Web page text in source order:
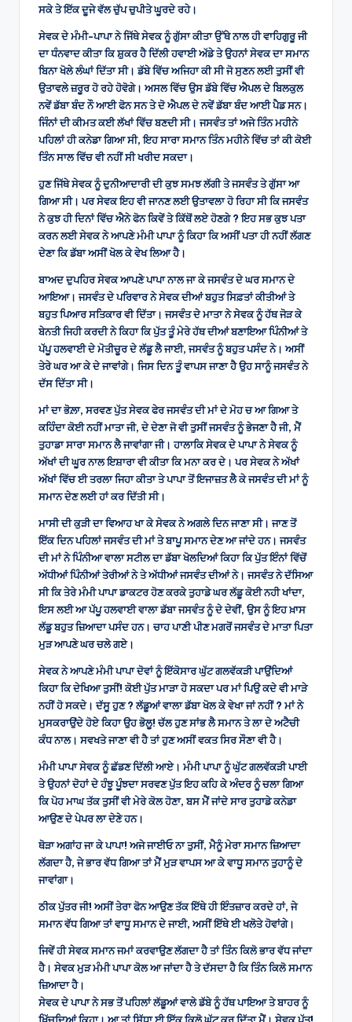
ਸਕੇ ਤੇ ਇੱਕ ਦੂਜੇ ਵੱਲ ਚੁੱਪ ਚੁਪੀਤੇ ਘੂਰਦੇ ਰਹੇ।
ਸੇਵਕ ਦੇ ਮੰਮੀ-ਪਾਪਾ ਨੇ ਜਿੱਥੇ ਸੇਵਕ ਨੂੰ ਗੁੱਸਾ ਕੀਤਾ ਉੱਥੇ ਨਾਲ ਹੀ ਵਾਹਿਗੁਰੂ ਜੀ
ਦਾ ਧੰਨਵਾਦ ਕੀਤਾ ਕਿ ਸ਼ੁਕਰ ਹੈ ਦਿੱਲੀ ਹਵਾਈ ਅੱਡੇ ਤੇ ਉਹਨਾਂ ਸੇਵਕ ਦਾ ਸਮਾਨ
ਬਿਨਾ ਖੋਲੇ ਲੰਘਾਂ ਦਿੱਤਾ ਸੀ। ਡੱਬੇ ਵਿੱਚ ਅਜਿਹਾ ਕੀ ਸੀ ਜੋ ਸੁਣਨ ਲਈ ਤੁਸੀਂ ਵੀ
ਉਤਾਵਲੇ ਜ਼ਰੂਰ ਹੋ ਰਹੇ ਹੋਵੋਗੇ। ਅਸਲ ਵਿੱਚ ਉਸ ਡੱਬੇ ਵਿੱਚ ਐਪਲ ਦੇ ਬਿਲਕੁਲ
ਨਵੇਂ ਡੱਬਾ ਬੰਦ ਨੌ ਆਈ ਫੋਨ ਸਨ ਤੇ ਦੋ ਐਪਲ ਦੇ ਨਵੇਂ ਡੱਬਾ ਬੰਦ ਆਈ ਪੈਡ ਸਨ।
ਜਿੰਨਾਂ ਦੀ ਕੀਮਤ ਕਈ ਲੱਖਾਂ ਵਿੱਚ ਬਣਦੀ ਸੀ। ਜਸਵੰਤ ਤਾਂ ਅਜੇ ਤਿੰਨ ਮਹੀਨੇ
ਪਹਿਲਾਂ ਹੀ ਕਨੇਡਾ ਗਿਆ ਸੀ, ਇਹ ਸਾਰਾ ਸਮਾਨ ਤਿੰਨ ਮਹੀਨੇ ਵਿੱਚ ਤਾਂ ਕੀ ਕੋਈ
ਤਿੰਨ ਸਾਲ ਵਿੱਚ ਵੀ ਨਹੀਂ ਸੀ ਖਰੀਦ ਸਕਦਾ।
ਹੁਣ ਜਿੱਥੇ ਸੇਵਕ ਨੂੰ ਦੁਨੀਆਦਾਰੀ ਦੀ ਕੁਝ ਸਮਝ ਲੱਗੀ ਤੇ ਜਸਵੰਤ ਤੇ ਗੁੱਸਾ ਆ
ਗਿਆ ਸੀ। ਪਰ ਸੇਵਕ ਇਹ ਵੀ ਜਾਨਣ ਲਈ ਉਤਾਵਲਾ ਹੋ ਰਿਹਾ ਸੀ ਕਿ ਜਸਵੰਤ
ਨੇ ਕੁਝ ਹੀ ਦਿਨਾਂ ਵਿੱਚ ਐਨੇ ਫੋਨ ਕਿਵੇਂ ਤੇ ਕਿੱਥੋਂ ਲਏ ਹੋਣਗੇ ? ਇਹ ਸਭ ਕੁਝ ਪਤਾ
ਕਰਨ ਲਈ ਸੇਵਕ ਨੇ ਆਪਣੇ ਮੰਮੀ ਪਾਪਾ ਨੂੰ ਕਿਹਾ ਕਿ ਅਸੀਂ ਪਤਾ ਹੀ ਨਹੀਂ ਲੱਗਣ
ਦੇਣਾ ਕਿ ਡੱਬਾ ਅਸੀਂ ਖੋਲ ਕੇ ਵੇਖ ਲਿਆ ਹੈ।
ਬਾਅਦ ਦੁਪਹਿਰ ਸੇਵਕ ਆਪਣੇ ਪਾਪਾ ਨਾਲ ਜਾ ਕੇ ਜਸਵੰਤ ਦੇ ਘਰ ਸਮਾਨ ਦੇ
ਆਇਆ। ਜਸਵੰਤ ਦੇ ਪਰਿਵਾਰ ਨੇ ਸੇਵਕ ਦੀਆਂ ਬਹੁਤ ਸਿਫ਼ਤਾਂ ਕੀਤੀਆਂ ਤੇ
ਬਹੁਤ ਪਿਆਰ ਸਤਿਕਾਰ ਵੀ ਦਿੱਤਾ। ਜਸਵੰਤ ਦੇ ਮਾਤਾ ਨੇ ਸੇਵਕ ਨੂੰ ਹੱਥ ਜੋੜ ਕੇ
ਬੇਨਤੀ ਜਿਹੀ ਕਰਦੀ ਨੇ ਕਿਹਾ ਕਿ ਪੁੱਤ ਤੂੰ ਮੇਰੇ ਹੱਥ ਦੀਆਂ ਬਣਾਇਆ ਪਿੰਨੀਆਂ ਤੇ
ਪੱਪੂ ਹਲਵਾਈ ਦੇ ਮੋਤੀਚੂਰ ਦੇ ਲੱਡੂ ਲੈ ਜਾਈ, ਜਸਵੰਤ ਨੂੰ ਬਹੁਤ ਪਸੰਦ ਨੇ। ਅਸੀਂ
ਤੇਰੇ ਘਰ ਆ ਕੇ ਦੇ ਜਾਵਾਂਗੇ। ਜਿਸ ਦਿਨ ਤੂੰ ਵਾਪਸ ਜਾਣਾ ਹੈ ਉਹ ਸਾਨੂੰ ਜਸਵੰਤ ਨੇ
ਦੱਸ ਦਿੱਤਾ ਸੀ।
ਮਾਂ ਦਾ ਭੋਲ਼ਾ, ਸਰਵਣ ਪੁੱਤ ਸੇਵਕ ਫੇਰ ਜਸਵੰਤ ਦੀ ਮਾਂ ਦੇ ਮੋਹ ਚ ਆ ਗਿਆ ਤੇ
ਕਹਿੰਦਾ ਕੋਈ ਨਹੀਂ ਮਾਤਾ ਜੀ, ਦੇ ਦੇਣਾ ਜੋ ਵੀ ਤੁਸੀਂ ਜਸਵੰਤ ਨੂੰ ਭੇਜਣਾ ਹੈ ਜੀ, ਮੈਂ
ਤੁਹਾਡਾ ਸਾਰਾ ਸਮਾਨ ਲੈ ਜਾਵਾਂਗਾ ਜੀ। ਹਾਲਾਕਿ ਸੇਵਕ ਦੇ ਪਾਪਾ ਨੇ ਸੇਵਕ ਨੂੰ
ਅੱਖਾਂ ਦੀ ਘੂਰ ਨਾਲ ਇਸ਼ਾਰਾ ਵੀ ਕੀਤਾ ਕਿ ਮਨਾ ਕਰ ਦੇ। ਪਰ ਸੇਵਕ ਨੇ ਅੱਖਾਂ
ਅੱਖਾਂ ਵਿੱਚ ਈ ਤਰਲਾ ਜਿਹਾ ਕੀਤਾ ਤੇ ਪਾਪਾ ਤੋਂ ਇਜਾਜ਼ਤ ਲੈ ਕੇ ਜਸਵੰਤ ਦੀ ਮਾਂ ਨੂੰ
ਸਮਾਨ ਦੇਣ ਲਈ ਹਾਂ ਕਰ ਦਿੱਤੀ ਸੀ।
ਮਾਸੀ ਦੀ ਕੁੜੀ ਦਾ ਵਿਆਹ ਖਾ ਕੇ ਸੇਵਕ ਨੇ ਅਗਲੇ ਦਿਨ ਜਾਣਾ ਸੀ। ਜਾਣ ਤੋਂ
ਇੱਕ ਦਿਨ ਪਹਿਲਾਂ ਜਸਵੰਤ ਦੀ ਮਾਂ ਤੇ ਬਾਪੂ ਸਮਾਨ ਦੇਣ ਆ ਜਾਂਦੇ ਹਨ। ਜਸਵੰਤ
ਦੀ ਮਾਂ ਨੇ ਪਿੰਨੀਆ ਵਾਲਾ ਸਟੀਲ ਦਾ ਡੱਬਾ ਖੋਲਦਿਆਂ ਕਿਹਾ ਕਿ ਪੁੱਤ ਇੰਨਾਂ ਵਿੱਚੋਂ
ਅੱਧੀਆਂ ਪਿੰਨੀਆਂ ਤੇਰੀਆਂ ਨੇ ਤੇ ਅੱਧੀਆਂ ਜਸਵੰਤ ਦੀਆਂ ਨੇ। ਜਸਵੰਤ ਨੇ ਦੱਸਿਆ
ਸੀ ਕਿ ਤੇਰੇ ਮੰਮੀ ਪਾਪਾ ਡਾਕਟਰ ਹੋਣ ਕਰਕੇ ਤੁਹਾਡੇ ਘਰ ਲੱਡੂ ਕੋਈ ਨਹੀ ਖਾਂਦਾ,
ਇਸ ਲਈ ਆ ਪੱਪੂ ਹਲਵਾਈ ਵਾਲਾ ਡੱਬਾ ਜਸਵੰਤ ਨੂੰ ਦੇ ਦੇਵੀਂ, ਉਸ ਨੂੰ ਇਹ ਖ਼ਾਸ
ਲੱਡੂ ਬਹੁਤ ਜ਼ਿਆਦਾ ਪਸੰਦ ਹਨ। ਚਾਹ ਪਾਣੀ ਪੀਣ ਮਗਰੋਂ ਜਸਵੰਤ ਦੇ ਮਾਤਾ ਪਿਤਾ
ਮੁੜ ਆਪਣੇ ਘਰ ਚਲੇ ਗਏ।
ਸੇਵਕ ਨੇ ਆਪਣੇ ਮੰਮੀ ਪਾਪਾ ਦੋਵਾਂ ਨੂੰ ਇੱਕੋਸਾਰ ਘੁੱਟ ਗਲਵੱਕੜੀ ਪਾਉਂਦਿਆਂ
ਕਿਹਾ ਕਿ ਦੇਖਿਆ ਤੁਸੀਂ! ਕੋਈ ਪੁੱਤ ਮਾੜਾ ਹੋ ਸਕਦਾ ਪਰ ਮਾਂ ਪਿਉ ਕਦੇ ਵੀ ਮਾੜੇ
ਨਹੀਂ ਹੋ ਸਕਦੇ। ਦੱਸੂ ਹੁਣ ? ਲੱਡੂਆਂ ਵਾਲਾ ਡੱਬਾ ਖੋਲ ਕੇ ਵੇਖਾ ਜਾਂ ਨਹੀਂ ? ਮਾਂ ਨੇ
ਮੁਸਕਰਾਉਂਦੇ ਹੋਏ ਕਿਹਾ ਉਹ ਭੋਲੂ! ਚੱਲ ਹੁਣ ਸਾਂਭ ਲੈ ਸਮਾਨ ਤੇ ਲਾ ਦੇ ਅਟੈਚੀ
ਕੰਧ ਨਾਲ। ਸਵਖਤੇ ਜਾਣਾ ਵੀ ਹੈ ਤਾਂ ਹੁਣ ਅਸੀਂ ਵਕਤ ਸਿਰ ਸੌਣਾ ਵੀ ਹੈ।
ਮੰਮੀ ਪਾਪਾ ਸੇਵਕ ਨੂੰ ਛੱਡਣ ਦਿੱਲੀ ਆਏ। ਮੰਮੀ ਪਾਪਾ ਨੂੰ ਘੁੱਟ ਗਲਵੱਕੜੀ ਪਾਈ
ਤੇ ਉਹਨਾਂ ਦੋਹਾਂ ਦੇ ਹੰਝੂ ਪੂੰਝਦਾ ਸਰਵਣ ਪੁੱਤ ਇਹ ਕਹਿ ਕੇ ਅੰਦਰ ਨੂੰ ਚਲਾ ਗਿਆ
ਕਿ ਪੋਹ ਮਾਘ ਤੱਕ ਤੁਸੀਂ ਵੀ ਮੇਰੇ ਕੋਲ ਹੋਣਾ, ਬਸ ਮੈਂ ਜਾਂਦੇ ਸਾਰ ਤੁਹਾਡੇ ਕਨੇਡਾ
ਆਉਣ ਦੇ ਪੇਪਰ ਲਾ ਦੇਣੇ ਹਨ।
ਥੋੜਾ ਅਗਾਂਹ ਜਾ ਕੇ ਪਾਪਾ! ਅਜੇ ਜਾਈਓ ਨਾ ਤੁਸੀਂ, ਮੈਨੂੰ ਮੇਰਾ ਸਮਾਨ ਜ਼ਿਆਦਾ
ਲੱਗਦਾ ਹੈ, ਜੇ ਭਾਰ ਵੱਧ ਗਿਆ ਤਾਂ ਮੈਂ ਮੁੜ ਵਾਪਸ ਆ ਕੇ ਵਾਧੂ ਸਮਾਨ ਤੁਹਾਨੂੰ ਦੇ
ਜਾਵਾਂਗਾ।
ਠੀਕ ਪੁੱਤਰ ਜੀ! ਅਸੀਂ ਤੇਰਾ ਫੋਨ ਆਉਣ ਤੱਕ ਇੱਥੇ ਹੀ ਇੰਤਜ਼ਾਰ ਕਰਦੇ ਹਾਂ, ਜੇ
ਸਮਾਨ ਵੱਧ ਗਿਆ ਤਾਂ ਵਾਧੂ ਸਮਾਨ ਦੇ ਜਾਈ, ਅਸੀਂ ਇੱਥੇ ਈ ਖਲੋਤੇ ਹੋਵਾਂਗੇ।
ਜਿਵੇਂ ਹੀ ਸੇਵਕ ਸਮਾਨ ਜਮਾਂ ਕਰਵਾਉਣ ਲੱਗਦਾ ਹੈ ਤਾਂ ਤਿੰਨ ਕਿਲੋ ਭਾਰ ਵੱਧ ਜਾਂਦਾ
ਹੈ। ਸੇਵਕ ਮੁੜ ਮੰਮੀ ਪਾਪਾ ਕੋਲ ਆ ਜਾਂਦਾ ਹੈ ਤੇ ਦੱਸਦਾ ਹੈ ਕਿ ਤਿੰਨ ਕਿਲੋ ਸਮਾਨ
ਜ਼ਿਆਦਾ ਹੈ।
ਸੇਵਕ ਦੇ ਪਾਪਾ ਨੇ ਸਭ ਤੋਂ ਪਹਿਲਾਂ ਲੱਡੂਆਂ ਵਾਲੇ ਡੱਬੇ ਨੂੰ ਹੱਥ ਪਾਇਆ ਤੇ ਬਾਹਰ ਨੂੰ